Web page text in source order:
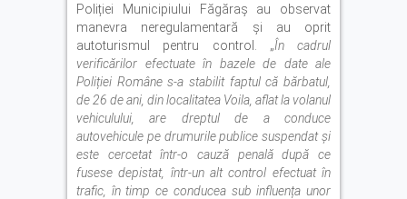
Poliției Municipiului Făgăraș au observat
manevra neregulamentară și au oprit
autoturismul pentru control. „În cadrul
verificărilor efectuate în bazele de date ale
Poliției Române s-a stabilit faptul că bărbatul,
de 26 de ani, din localitatea Voila, aflat la volanul
vehiculului, are dreptul de a conduce
autovehicule pe drumurile publice suspendat și
este cercetat într-o cauză penală după ce
fusese depistat, într-un alt control efectuat în
trafic, în timp ce conducea sub influența unor